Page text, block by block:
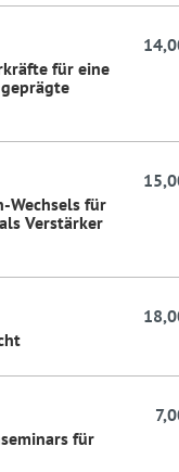
für eine
Wechsels für
Verstärker
für